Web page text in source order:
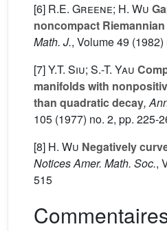
[6] R.E. Greene; H. Wu
noncompact
Math. J., Volume 49
[7]Y.T. Siu; S.-T. Yau
manifolds with
than quadratic decay,
105 (1977) no. 2, pp. 225-
[8] H. Wu Negatively
Notices Amer. Math. Soc.,
515